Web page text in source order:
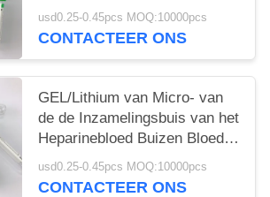
Natriumcitraat het Bloedbuis
usd0.25-0.45pcs MOQ:10000pcs
CONTACTEER ONS
GEL/Lithium van Micro- van
de de Inzamelingsbuis van het
Heparinebloed Buizen Bloed
de Duidelijke vacuum blood
colletion tube
usd0.25-0.45pcs MOQ:10000pcs
CONTACTEER ONS